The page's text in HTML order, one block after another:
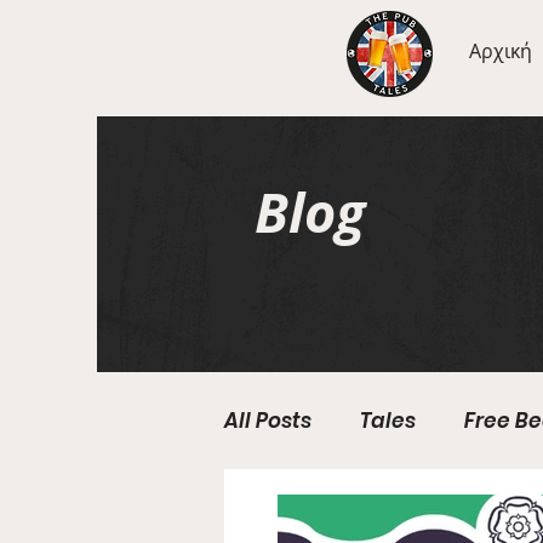
Αρχική
Blog
All Posts Tales Free
Geography Wednesdays